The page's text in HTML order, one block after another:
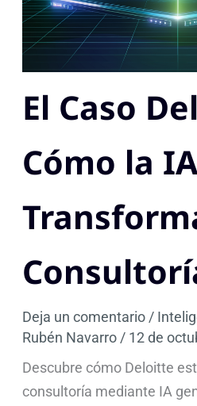
El Caso
Cómo la
Deja un comentario/
Rubén Navarro/ 12 de
Descubre cómo Deloitte
consultoría mediante IA